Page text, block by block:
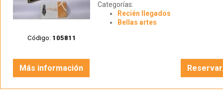
Código: 105811
Categorías:
Recién llegados
Bellas artes
Más información